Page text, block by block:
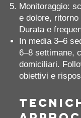
Monitoraggio:
e dolore,
Durata e
In media 3–6
6–8 settimane,
domiciliari.
obiettivi e